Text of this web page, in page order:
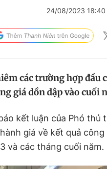
24/08/2023 18:40
các trường hợp đầu
giá dồn dập vào cuối
kết luận của Phó thủ
giá về kết quả công
và các tháng cuối năm.